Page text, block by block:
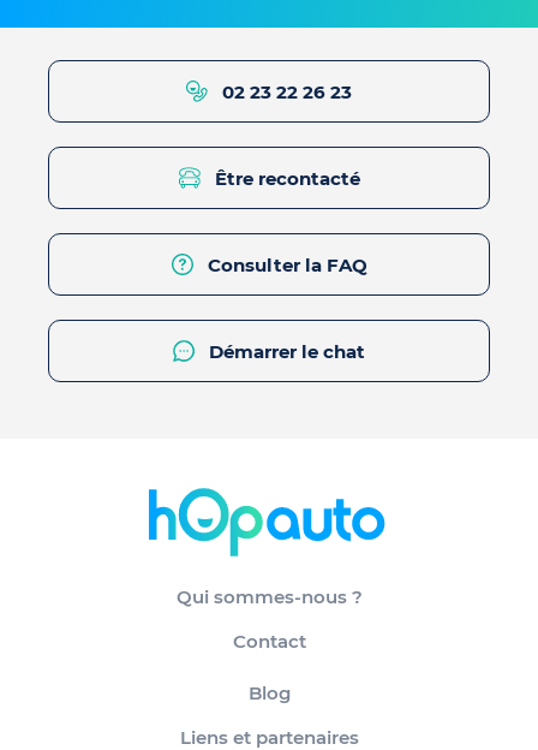
02 23 22 26 23
Être recontacté
Consulter la FAQ
Démarrer le chat
Qui sommes-nous ?
Contact
Blog
Liens et partenaires